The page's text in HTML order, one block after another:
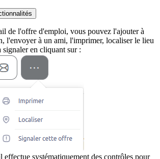
de l'offre d'emploi, vous pouvez l'ajouter à
l'envoyer à un ami, l'imprimer, localiser le lieu
signaler en cliquant sur :
effectue systématiquement des contrôles pour